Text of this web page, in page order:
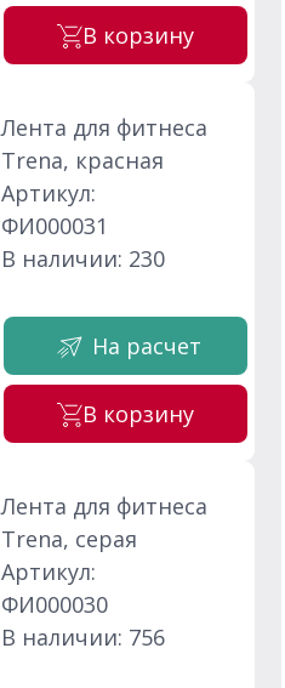
В корзину
Лента для фитнеса
Trena, красная
Артикул:
ФИ000031
В наличии: 230
На расчет
В корзину
Лента для фитнеса
Trena, серая
Артикул:
ФИ000030
В наличии: 756